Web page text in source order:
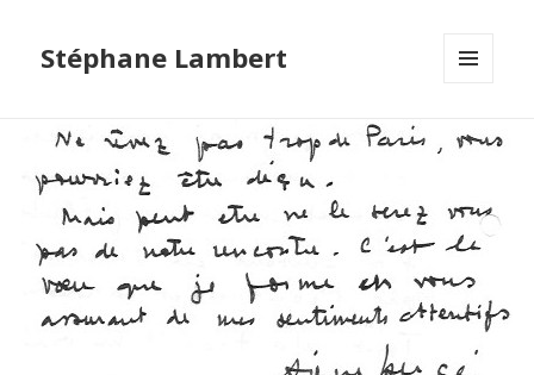
Stéphane Lambert
WIDGETS